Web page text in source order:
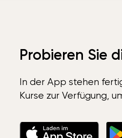
Probieren Sie
In der App stehen
Kurse zur Verfügung,